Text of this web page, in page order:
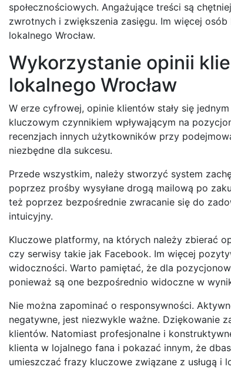
społecznościowych. Angażujące treści są
zwrotnych i zwiększenia zasięgu. Im więcej
lokalnego Wrocław.
Wykorzystanie opinii
lokalnego Wrocław
W erze cyfrowej, opinie klientów stały się
kluczowym czynnikiem wpływającym na
recenzjach innych użytkowników przy
niezbędne dla sukcesu.
Przede wszystkim, należy stworzyć system
poprzez prośby wysyłane drogą mailową po
też poprzez bezpośrednie zwracanie się do
intuicyjny.
Kluczowe platformy, na których należy zbierać
czy serwisy takie jak Facebook. Im więcej
widoczności. Warto pamiętać, że dla
ponieważ są one bezpośrednio widoczne w
Nie można zapominać o responsywności.
negatywne, jest niezwykle ważne. Dziękowanie
klientów. Natomiast profesjonalne i
klienta w lojalnego fana i pokazać innym, że
umieszczać frazy kluczowe związane z usługą i